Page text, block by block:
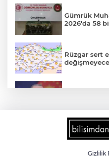
Gümrük
2026'da 58
Rüzgar sert
Osman
Gizlilik